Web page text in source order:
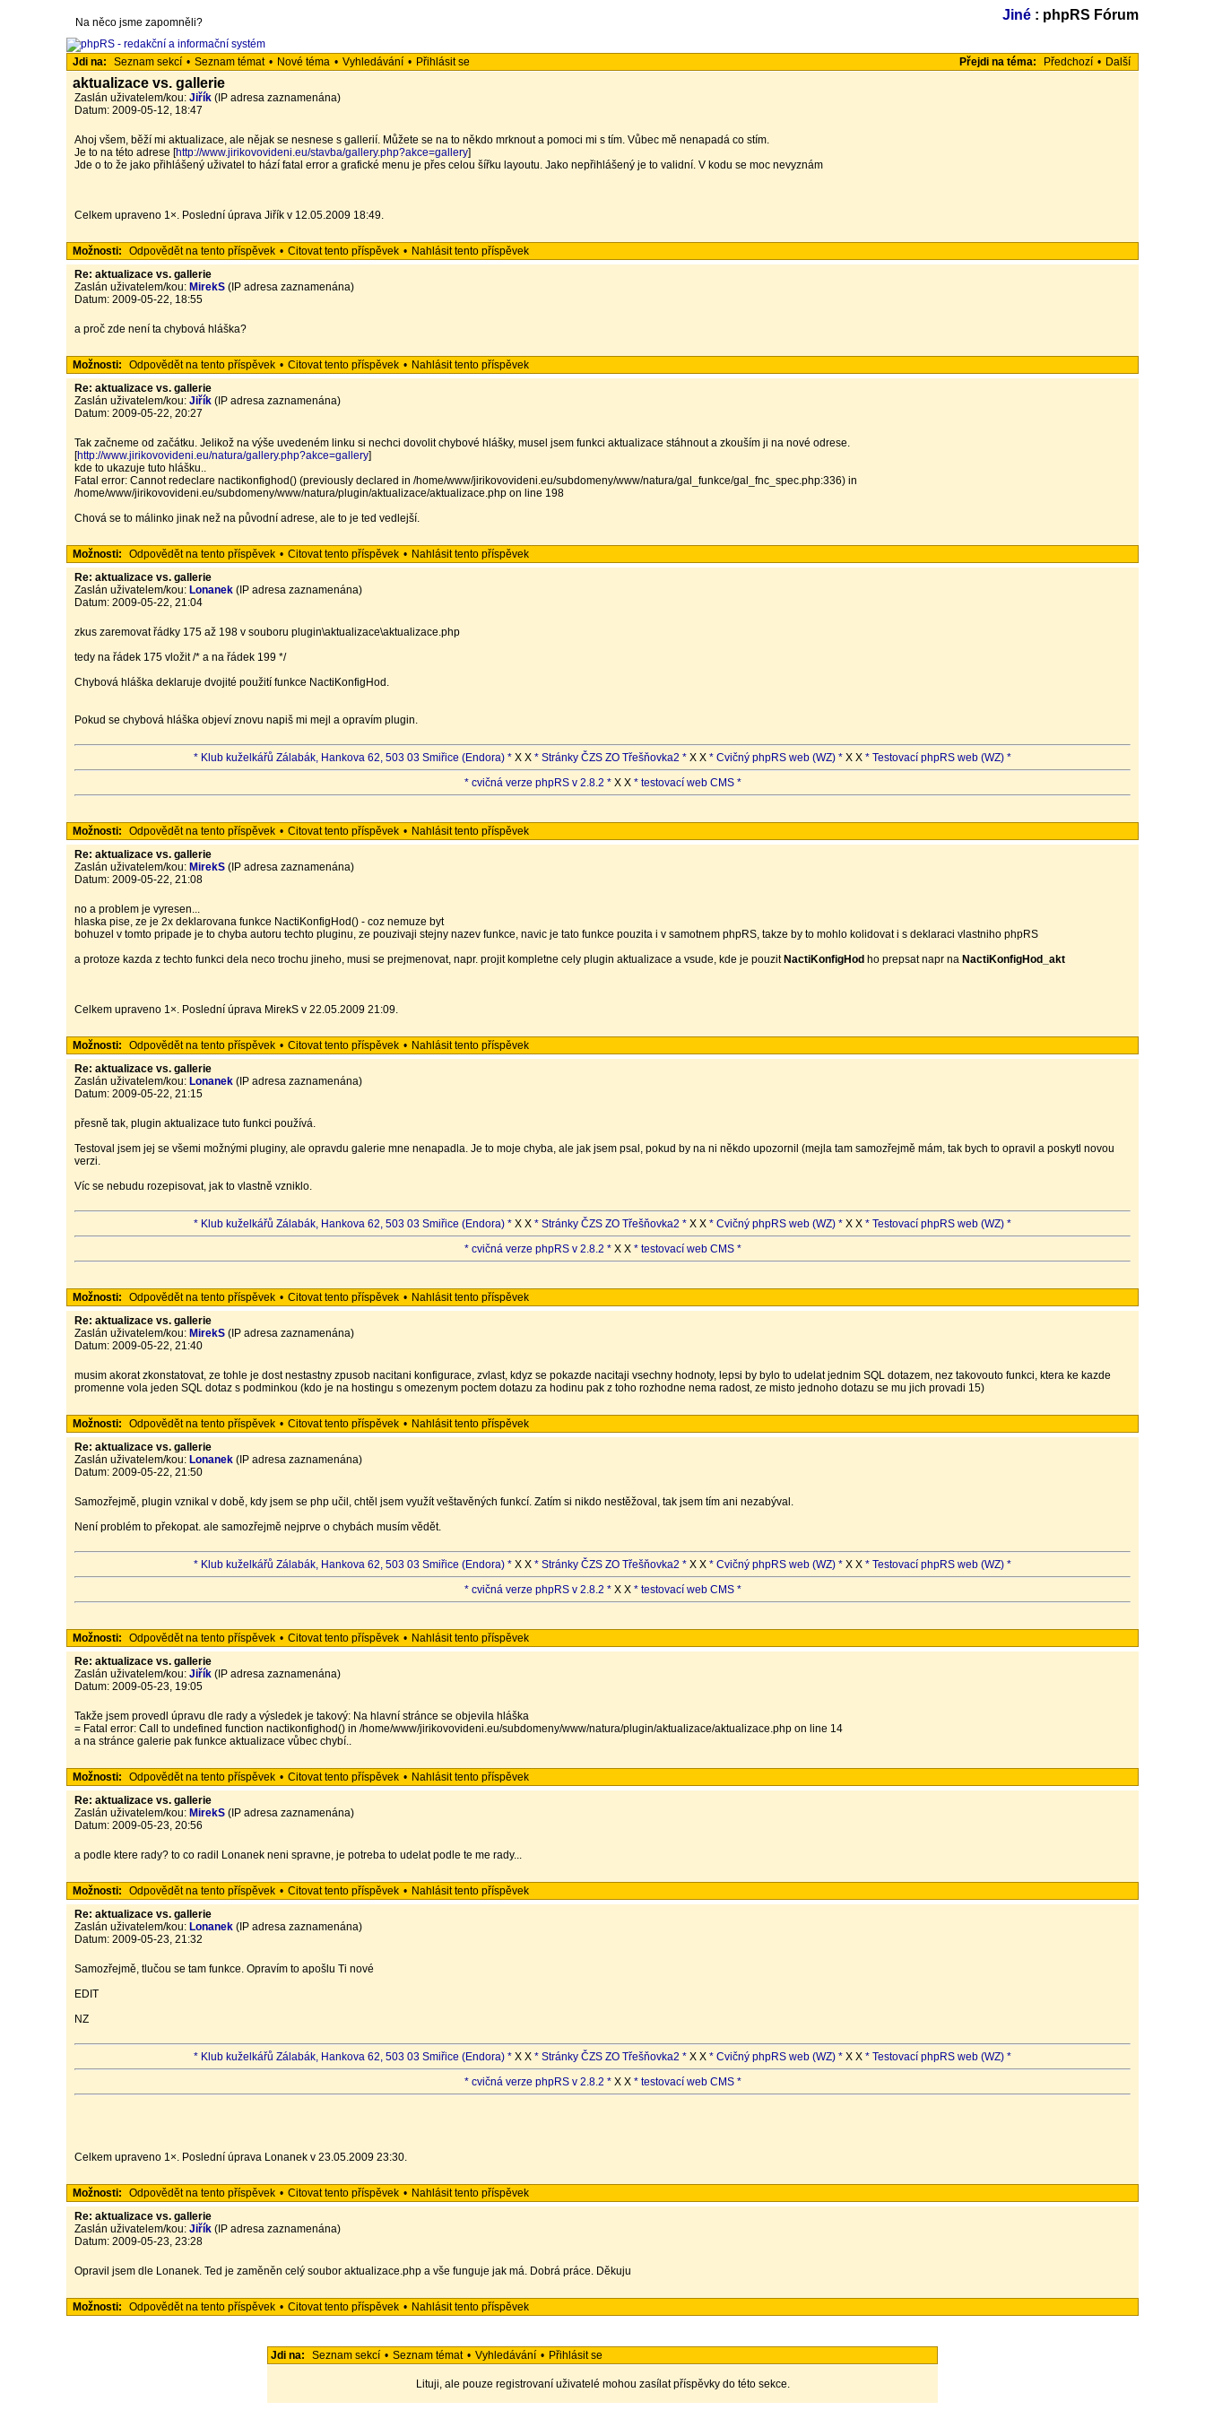
Jiné: phpRS Fórum
Na něco jsme zapomněli?
Přejdi na téma: Předchozí • Další
Jdi na: Seznam sekcí • Seznam témat • Nové téma • Vyhledávání • Přihlásit se
aktualizace vs. gallerie
Zaslán uživatelem/kou:Jiřík (IP adresa zaznamenána)
Datum: 2009-05-12, 18:47
Ahoj všem, běží mi aktualizace, ale nějak se nesnese s gallerií. Můžete se na to někdo mrknout a pomoci mi s tím. Vůbec mě nenapadá co stím.
Je to na této adrese [http://www.jirikovovideni.eu/stavba/gallery.php?akce=gallery]
Jde o to že jako přihlášený uživatel to hází fatal error a grafické menu je přes celou šířku layoutu. Jako nepřihlášený je to validní. V kodu se moc nevyznám
Celkem upraveno 1×. Poslední úprava Jiřík v 12.05.2009 18:49.
Možnosti: Odpovědět na tento příspěvek • Citovat tento příspěvek • Nahlásit tento příspěvek
Re: aktualizace vs. gallerie
Zaslán uživatelem/kou: MirekS (IP adresa zaznamenána)
Datum: 2009-05-22, 18:55
a proč zde není ta chybová hláška?
Možnosti: Odpovědět na tento příspěvek • Citovat tento příspěvek • Nahlásit tento příspěvek
Re: aktualizace vs. gallerie
Zaslán uživatelem/kou:Jiřík (IP adresa zaznamenána)
Datum: 2009-05-22, 20:27
Tak začneme od začátku. Jelikož na výše uvedeném linku si nechci dovolit chybové hlášky, musel jsem funkci aktualizace stáhnout a zkouším ji na nové odrese.
[http://www.jirikovovideni.eu/natura/gallery.php?akce=gallery]
kde to ukazuje tuto hlášku..
Fatal error: Cannot redeclare nactikonfighod() (previously declared in /home/www/jirikovovideni.eu/subdomeny/www/natura/gal_funkce/gal_fnc_spec.php:336) in
/home/www/jirikovovideni.eu/subdomeny/www/natura/plugin/aktualizace/aktualizace.php on line 198
Chová se to málinko jinak než na původní adrese, ale to je ted vedlejší.
Možnosti: Odpovědět na tento příspěvek • Citovat tento příspěvek • Nahlásit tento příspěvek
Re: aktualizace vs. gallerie
Zaslán uživatelem/kou: Lonanek (IP adresa zaznamenána)
Datum: 2009-05-22, 21:04
zkus zaremovat řádky 175 až 198 v souboru plugin\aktualizace\aktualizace.php
tedy na řádek 175 vložit /* a na řádek 199 */
Chybová hláška deklaruje dvojité použití funkce NactiKonfigHod.
Pokud se chybová hláška objeví znovu napiš mi mejl a opravím plugin.
* Klub kuželkářů Zálabák, Hankova 62, 503 03 Smiřice (Endora) * X X * Stránky ČZS ZO Třešňovka2 * X X * Cvičný phpRS web (WZ) * X X * Testovací phpRS web (WZ) *
* cvičná verze phpRS v 2.8.2 *X X * testovací web CMS *
Možnosti: Odpovědět na tento příspěvek • Citovat tento příspěvek • Nahlásit tento příspěvek
Re: aktualizace vs. gallerie
Zaslán uživatelem/kou: MirekS (IP adresa zaznamenána)
Datum: 2009-05-22, 21:08
no a problem je vyresen...
hlaska pise, ze je 2x deklarovana funkce NactiKonfigHod() - coz nemuze byt
bohuzel v tomto pripade je to chyba autoru techto pluginu, ze pouzivaji stejny nazev funkce, navic je tato funkce pouzita i v samotnem phpRS, takze by to mohlo kolidovat i s deklaraci vlastniho phpRS
a protoze kazda z techto funkci dela neco trochu jineho, musi se prejmenovat, napr. projit kompletne cely plugin aktualizace a vsude, kde je pouzit NactiKonfigHod ho prepsat napr na NactiKonfigHod_akt
Celkem upraveno 1×. Poslední úprava MirekS v 22.05.2009 21:09.
Možnosti: Odpovědět na tento příspěvek • Citovat tento příspěvek • Nahlásit tento příspěvek
Re: aktualizace vs. gallerie
Zaslán uživatelem/kou: Lonanek (IP adresa zaznamenána)
Datum: 2009-05-22, 21:15
přesně tak, plugin aktualizace tuto funkci používá.
Testoval jsem jej se všemi možnými pluginy, ale opravdu galerie mne nenapadla. Je to moje chyba, ale jak jsem psal, pokud by na ni někdo upozornil (mejla tam samozřejmě mám, tak bych to opravil a poskytl novou
verzi.
Víc se nebudu rozepisovat, jak to vlastně vzniklo.
* Klub kuželkářů Zálabák, Hankova 62, 503 03 Smiřice (Endora) * X X * Stránky ČZS ZO Třešňovka2 * X X * Cvičný phpRS web (WZ) * X X * Testovací phpRS web (WZ) *
* cvičná verze phpRS v 2.8.2 *X X * testovací web CMS *
Možnosti: Odpovědět na tento příspěvek • Citovat tento příspěvek • Nahlásit tento příspěvek
Re: aktualizace vs. gallerie
Zaslán uživatelem/kou: MirekS (IP adresa zaznamenána)
Datum: 2009-05-22, 21:40
musim akorat zkonstatovat, ze tohle je dost nestastny zpusob nacitani konfigurace, zvlast, kdyz se pokazde nacitaji vsechny hodnoty, lepsi by bylo to udelat jednim SQL dotazem, nez takovouto funkci, ktera ke kazde
promenne vola jeden SQL dotaz s podminkou (kdo je na hostingu s omezenym poctem dotazu za hodinu pak z toho rozhodne nema radost, ze misto jednoho dotazu se mu jich provadi 15)
Možnosti: Odpovědět na tento příspěvek • Citovat tento příspěvek • Nahlásit tento příspěvek
Re: aktualizace vs. gallerie
Zaslán uživatelem/kou: Lonanek (IP adresa zaznamenána)
Datum: 2009-05-22, 21:50
Samozřejmě, plugin vznikal v době, kdy jsem se php učil, chtěl jsem využít veštavěných funkcí. Zatím si nikdo nestěžoval, tak jsem tím ani nezabýval.
Není problém to překopat. ale samozřejmě nejprve o chybách musím vědět.
* Klub kuželkářů Zálabák, Hankova 62, 503 03 Smiřice (Endora) * X X * Stránky ČZS ZO Třešňovka2 * X X * Cvičný phpRS web (WZ) * X X * Testovací phpRS web (WZ) *
* cvičná verze phpRS v 2.8.2 *X X * testovací web CMS *
Možnosti: Odpovědět na tento příspěvek • Citovat tento příspěvek • Nahlásit tento příspěvek
Re: aktualizace vs. gallerie
Zaslán uživatelem/kou:Jiřík (IP adresa zaznamenána)
Datum: 2009-05-23, 19:05
Takže jsem provedl úpravu dle rady a výsledek je takový: Na hlavní stránce se objevila hláška
= Fatal error: Call to undefined function nactikonfighod() in /home/www/jirikovovideni.eu/subdomeny/www/natura/plugin/aktualizace/aktualizace.php on line 14
a na stránce galerie pak funkce aktualizace vůbec chybí..
Možnosti: Odpovědět na tento příspěvek • Citovat tento příspěvek • Nahlásit tento příspěvek
Re: aktualizace vs. gallerie
Zaslán uživatelem/kou: MirekS (IP adresa zaznamenána)
Datum: 2009-05-23, 20:56
a podle ktere rady? to co radil Lonanek neni spravne, je potreba to udelat podle te me rady...
Možnosti: Odpovědět na tento příspěvek • Citovat tento příspěvek • Nahlásit tento příspěvek
Re: aktualizace vs. gallerie
Zaslán uživatelem/kou: Lonanek (IP adresa zaznamenána)
Datum: 2009-05-23, 21:32
Samozřejmě, tlučou se tam funkce. Opravím to apošlu Ti nové
EDIT
NZ
* Klub kuželkářů Zálabák, Hankova 62, 503 03 Smiřice (Endora) * X X * Stránky ČZS ZO Třešňovka2 * X X * Cvičný phpRS web (WZ) * X X * Testovací phpRS web (WZ) *
* cvičná verze phpRS v 2.8.2 *X X * testovací web CMS *
Celkem upraveno 1×. Poslední úprava Lonanek v 23.05.2009 23:30.
Možnosti: Odpovědět na tento příspěvek • Citovat tento příspěvek • Nahlásit tento příspěvek
Re: aktualizace vs. gallerie
Zaslán uživatelem/kou:Jiřík (IP adresa zaznamenána)
Datum: 2009-05-23, 23:28
Opravil jsem dle Lonanek. Ted je zaměněn celý soubor aktualizace.php a vše funguje jak má. Dobrá práce. Děkuju
Možnosti: Odpovědět na tento příspěvek • Citovat tento příspěvek • Nahlásit tento příspěvek
Jdi na: Seznam sekcí • Seznam témat • Vyhledávání • Přihlásit se
Lituji, ale pouze registrovaní uživatelé mohou zasílat příspěvky do této sekce.